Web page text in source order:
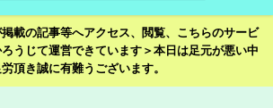
載の記事等へアクセス、閲覧、こちらのサービ
うじて運営できています＞本日は足元が悪い中
頂き誠に有難うございます。